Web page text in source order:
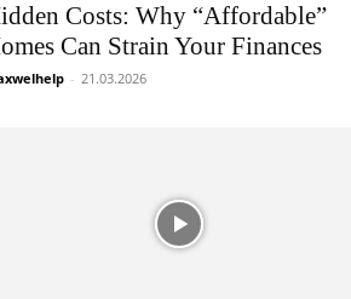
Costs: Why “Affordable”
Can Strain Your Finances
- 21.03.2026